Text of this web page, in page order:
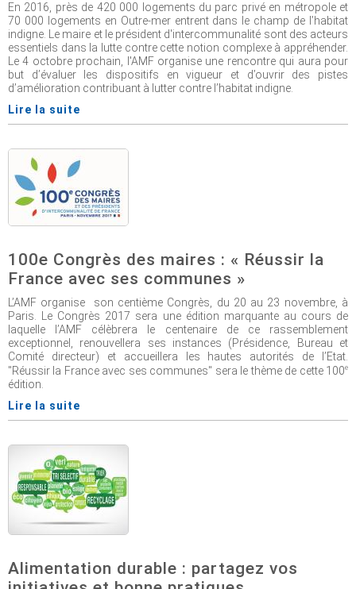
En 2016, près de 420 000 logements du parc privé en métropole et
70 000 logements en Outre-mer entrent dans le champ de l’habitat
indigne. Le maire et le président d'intercommunalité sont des acteurs
essentiels dans la lutte contre cette notion complexe à appréhender.
Le 4 octobre prochain, l'AMF organise une rencontre qui aura pour
but d’évaluer les dispositifs en vigueur et d’ouvrir des pistes
d’amélioration contribuant à lutter contre l’habitat indigne.
Lire la suite
100e Congrès des maires : « Réussir la
France avec ses communes »
L’AMF organise son centième Congrès, du 20 au 23 novembre, à
Paris. Le Congrès 2017 sera une édition marquante au cours de
laquelle l’AMF célèbrera le centenaire de ce rassemblement
exceptionnel, renouvellera ses instances (Présidence, Bureau et
Comité directeur) et accueillera les hautes autorités de l’Etat.
"Réussir la France avec ses communes" sera le thème de cette 100e
édition.
Lire la suite
Alimentation durable : partagez vos